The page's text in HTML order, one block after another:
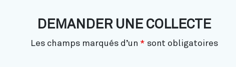
DEMANDER UNE COLLECTE
Les champs marqués d’un * sont obligatoires